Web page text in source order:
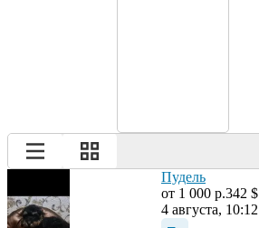
Пудель
от 1 000 р.342 $
4 августа, 10:12